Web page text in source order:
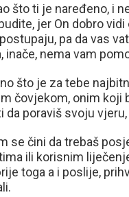
što ti je naređeno, i
jer On dobro
pa da vas
inače, nema vam
što je za tebe
čovjekom, onim
da poraviš svoju
se čini da trebaš
ili korisnim
toga a i poslije,